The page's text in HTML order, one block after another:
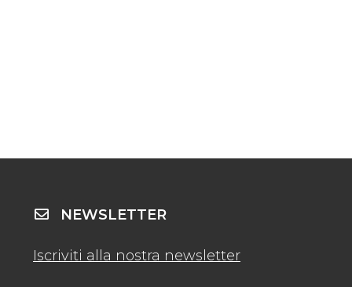
NEWSLETTER
Iscriviti alla nostra newsletter